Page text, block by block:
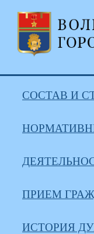
СОСТАВ И
ПРИЕМ
ИСТОРИЯ